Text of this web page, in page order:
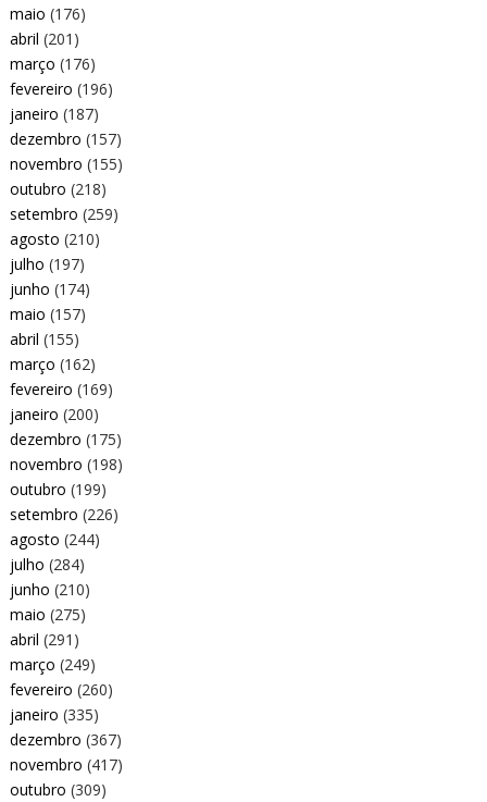
maio (176)
abril (201)
março (176)
fevereiro (196)
janeiro (187)
dezembro (157)
novembro (155)
outubro (218)
setembro (259)
agosto (210)
julho (197)
junho (174)
maio (157)
abril (155)
março (162)
fevereiro (169)
janeiro (200)
dezembro (175)
novembro (198)
outubro (199)
setembro (226)
agosto (244)
julho (284)
junho (210)
maio (275)
abril (291)
março (249)
fevereiro (260)
janeiro (335)
dezembro (367)
novembro (417)
outubro (309)